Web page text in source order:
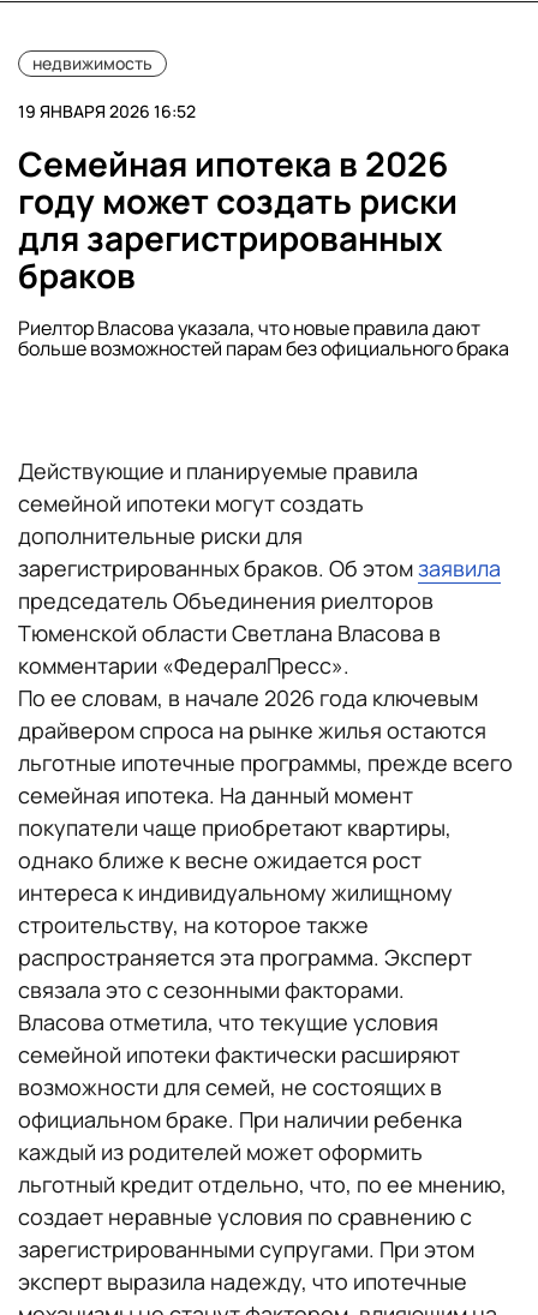
недвижимость
19 ЯНВАРЯ 2026 16:52
Семейная ипотека в 2026
году может создать риски
для зарегистрированных
браков
Риелтор Власова указала, что новые правила дают
больше возможностей парам без официального брака
Действующие и планируемые правила
семейной ипотеки могут создать
дополнительные риски для
зарегистрированных браков. Об этомзаявила
председатель Объединения риелторов
Тюменской области Светлана Власова в
комментарии «ФедералПресс».
По ее словам, в начале 2026 года ключевым
драйвером спроса на рынке жилья остаются
льготные ипотечные программы, прежде всего
семейная ипотека. На данный момент
покупатели чаще приобретают квартиры,
однако ближе к весне ожидается рост
интереса к индивидуальному жилищному
строительству, на которое также
распространяется эта программа. Эксперт
связала это с сезонными факторами.
Власова отметила, что текущие условия
семейной ипотеки фактически расширяют
возможности для семей, не состоящих в
официальном браке. При наличии ребенка
каждый из родителей может оформить
льготный кредит отдельно, что, по ее мнению,
создает неравные условия по сравнению с
зарегистрированными супругами. При этом
эксперт выразила надежду, что ипотечные